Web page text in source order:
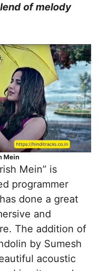
of melody
Mein
Mein” is
programmer
done a great
and
The addition of
by Sumesh
acoustic